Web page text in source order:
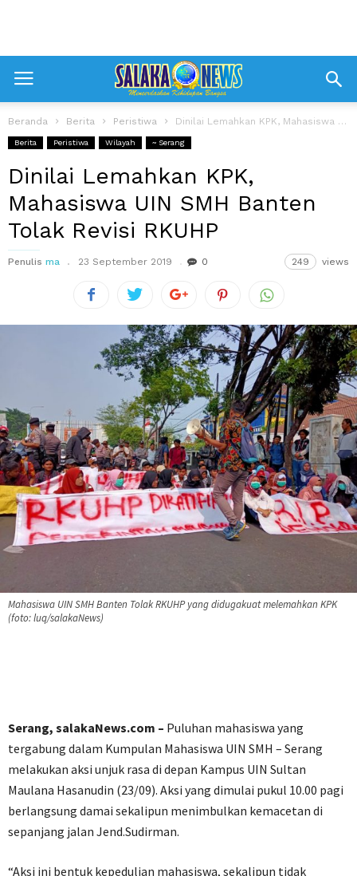
Beranda Berita Peristiwa Dinilai Lemahkan KPK, Mahasiswa UIN SMH Banten Tolak Revisi RKUHP
Berita Peristiwa Wilayah ~ Serang
Dinilai Lemahkan KPK,
Mahasiswa UIN SMH Banten
Tolak Revisi RKUHP
Penulis ma 23 September 2019 0 249 views
Mahasiswa UIN SMH Banten Tolak RKUHP yang didugakuat melemahkan KPK
(foto: luq/salakaNews)
Serang, salakaNews.com – Puluhan mahasiswa yang
tergabung dalam Kumpulan Mahasiswa UIN SMH – Serang
melakukan aksi unjuk rasa di depan Kampus UIN Sultan
Maulana Hasanudin (23/09). Aksi yang dimulai pukul 10.00 pagi
berlangsung damai sekalipun menimbulkan kemacetan di
sepanjang jalan Jend.Sudirman.
“Aksi ini bentuk kepedulian mahasiswa, sekalipun tidak